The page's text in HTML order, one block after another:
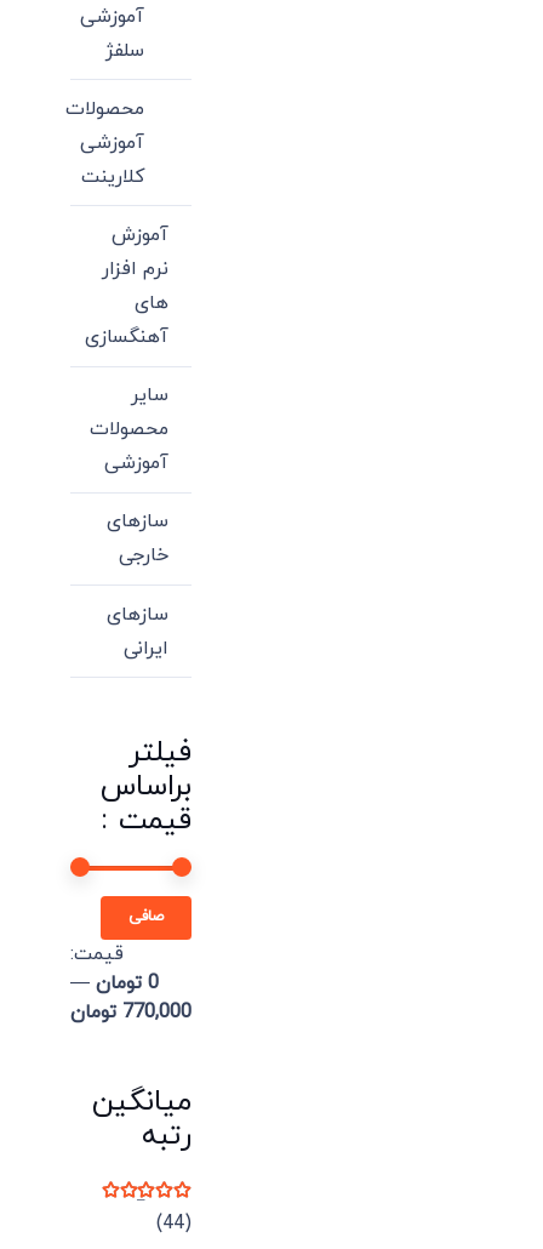
آموزشی
سلفژ
محصولات
آموزشی
کلارینت
آموزش
نرم افزار
های
آهنگسازی
سایر
محصولات
آموزشی
سازهای
خارجی
سازهای
ایرانی
فیلتر
براساس
قیمت :
صافی
قيمت:
0 تومان
—
770,000 تومان
میانگین
رتبه
نمره
(44)